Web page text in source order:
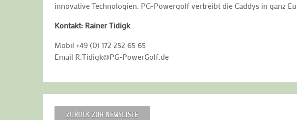
innovative Technologien. PG-Powergolf vertreibt die Caddys in ganz
Kontakt: Rainer Tidigk
Mobil +49 (0) 172 252 65 65
Email R.Tidigk@PG-PowerGolf.de
ZURÜCK ZUR NEWSLISTE